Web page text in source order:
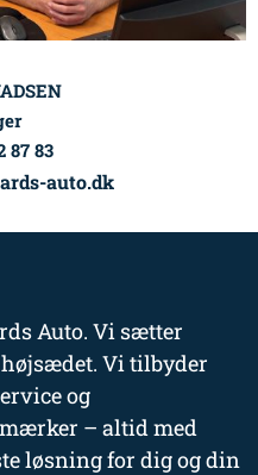
87 83
auto.dk
Auto. Vi sætter
Vi tilbyder
og
– altid med
løsning for dig og din